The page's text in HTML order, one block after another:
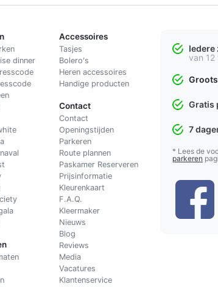
dinner
Accessoires
Tasjes
Bolero's
Heren accessoires
Handige producten
Contact
Contact
Openingstijden
Parkeren
Route plannen
Paskamer Reserveren
Prijsinformatie
Kleurenkaart
F.A.Q.
Kleermaker
Nieuws
Blog
Reviews
Media
Vacatures
Klantenservice
Iedere
van 12
Gratis
7
* Lees de
parkeren